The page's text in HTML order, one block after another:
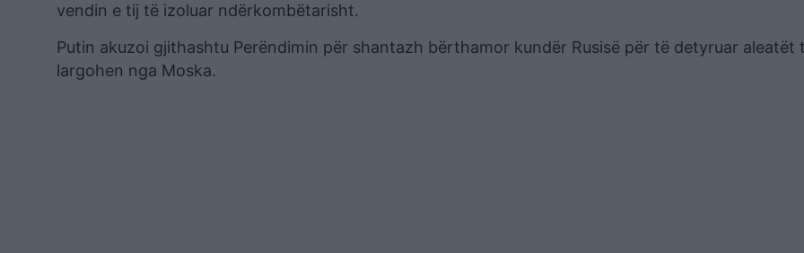
vendin e tij të izoluar ndërkombëtarisht.
Putin akuzoi gjithashtu Perëndimin për shantazh bërthamor kundër Rusisë për të detyruar aleatët
largohen nga Moska.